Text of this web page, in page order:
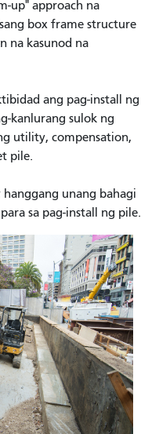
up" approach na
box frame structure
na kasunod na
ang pag-install ng
kanlurang sulok ng
utility, compensation,
pile.
unang bahagi
sa pag-install ng pile.